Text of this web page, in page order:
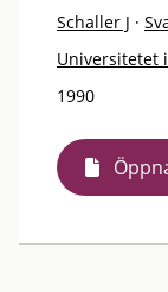
Schaller J ·
Universitetet
1990